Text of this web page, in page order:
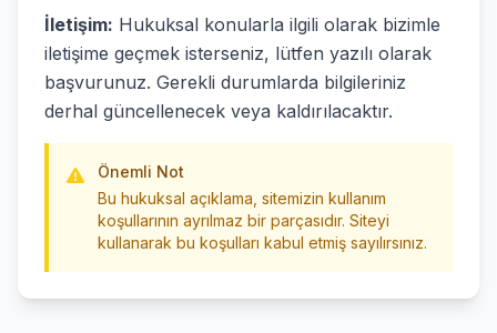
İletişim: Hukuksal konularla ilgili olarak bizimle
iletişime geçmek isterseniz, lütfen yazılı olarak
başvurunuz. Gerekli durumlarda bilgileriniz
derhal güncellenecek veya kaldırılacaktır.
Önemli Not
Bu hukuksal açıklama, sitemizin kullanım
koşullarının ayrılmaz bir parçasıdır. Siteyi
kullanarak bu koşulları kabul etmiş sayılırsınız.